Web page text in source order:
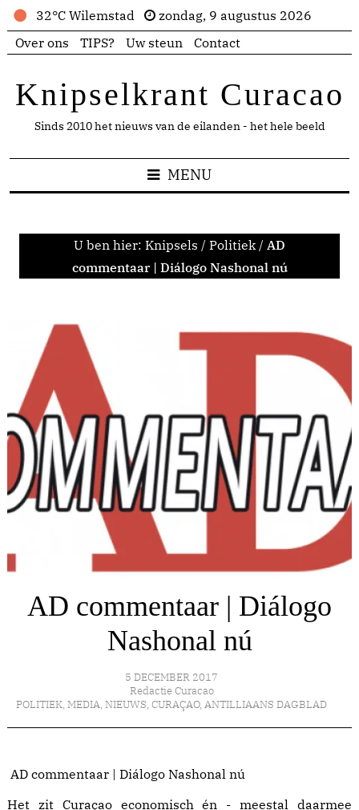
32°C Wilemstad
zondag, 9 augustus 2026
Over ons
TIPS? Uw steun Contact
Knipselkrant Curacao
Sinds 2010 het nieuws van de eilanden - het hele beeld
MENU
U ben hier: Knipsels / Politiek / AD
commentaar | Diálogo Nashonal nú
AD commentaar | Diálogo
Nashonal nú
5 DECEMBER 2017
Redactie Curacao
POLITIEK, MEDIA, NIEUWS, CURAÇAO, ANTILLIAANS DAGBLAD
AD commentaar | Diálogo Nashonal nú
Het zit Curaçao economisch én - meestal daarmee